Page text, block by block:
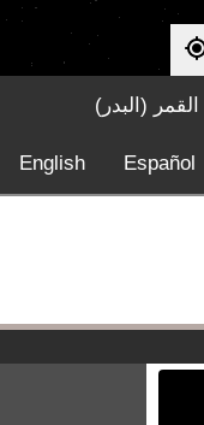
(البدر)
English Español